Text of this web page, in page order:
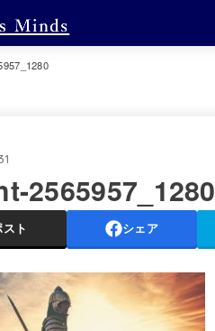
2565957_1280
ト シェア